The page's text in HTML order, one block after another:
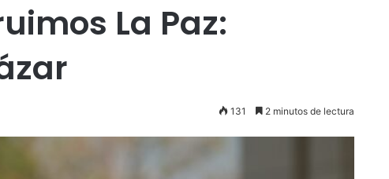
La Paz:
131 2 minutos de lectura